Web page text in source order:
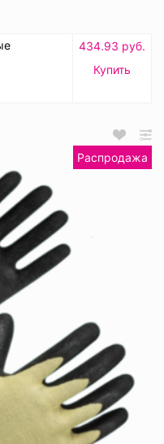
434.93 руб.
Купить
Распродажа